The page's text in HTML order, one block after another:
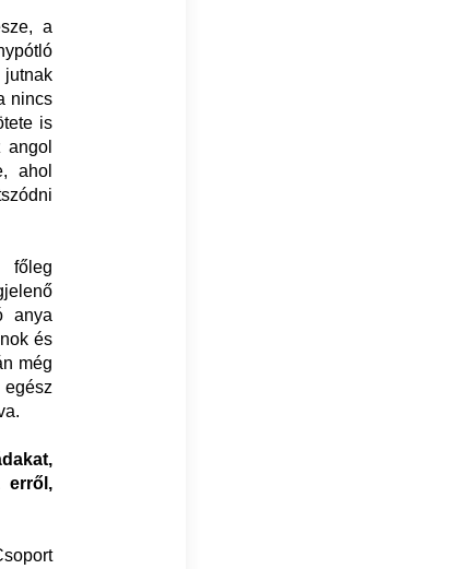
a
nincs
is
ahol
főleg
anya
és
még
erről,